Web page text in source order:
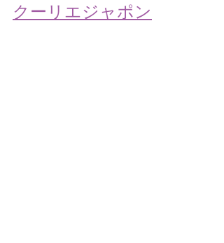
クーリエジャポン